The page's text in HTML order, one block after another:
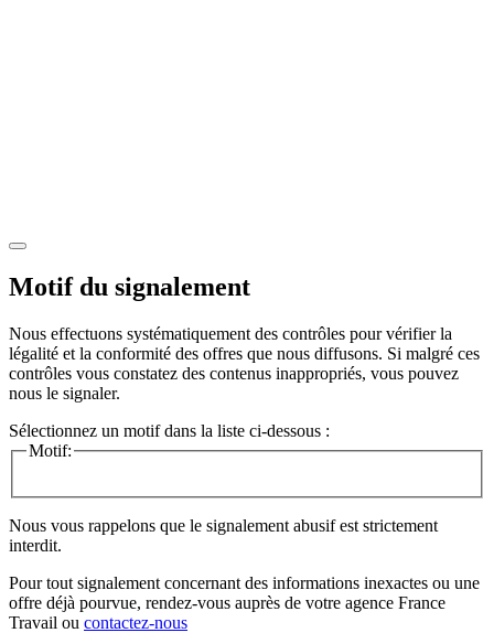
Motif du signalement
Nous effectuons systématiquement des contrôles pour vérifier la
légalité et la conformité des offres que nous diffusons. Si malgré ces
contrôles vous constatez des contenus inappropriés, vous pouvez
nous le signaler.
Sélectionnez un motif dans la liste ci-dessous :
Motif:
Nous vous rappelons que le signalement abusif est strictement
interdit.
Pour tout signalement concernant des informations inexactes ou une
offre déjà pourvue, rendez-vous auprès de votre agence France
Travail ou contactez-nous